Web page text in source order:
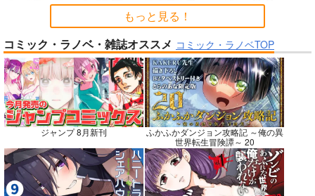
カート カート カート
No.7 No.7 No.9
もっと見る！
コミック・ラノベ・雑誌オススメ コミック・ラノベTOP
ジャンプ 8月新刊
ふかふかダンジョン攻略記 ～俺の異
世界転生冒険譚～ 20